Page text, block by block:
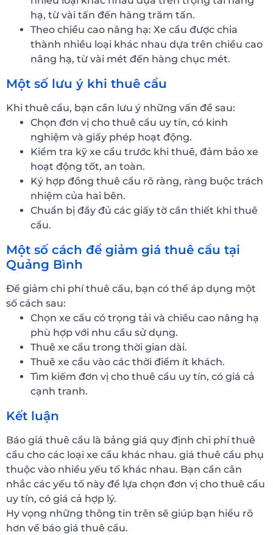
hạ, từ vài tấn đến hàng trăm tấn.
Theo chiều cao nâng hạ: Xe cẩu được chia
thành nhiều loại khác nhau dựa trên chiều cao
nâng hạ, từ vài mét đến hàng chục mét.
Một số lưu ý khi thuê cẩu
Khi thuê cẩu, bạn cần lưu ý những vấn đề sau:
Chọn đơn vị cho thuê cẩu uy tín, có kinh
nghiệm và giấy phép hoạt động.
Kiểm tra kỹ xe cẩu trước khi thuê, đảm bảo xe
hoạt động tốt, an toàn.
Ký hợp đồng thuê cẩu rõ ràng, ràng buộc trách
nhiệm của hai bên.
Chuẩn bị đầy đủ các giấy tờ cần thiết khi thuê
cẩu.
Một số cách để giảm giá thuê cẩu tại
Quảng Bình
Để giảm chi phí thuê cẩu, bạn có thể áp dụng một
số cách sau:
Chọn xe cẩu có trọng tải và chiều cao nâng hạ
phù hợp với nhu cầu sử dụng.
Thuê xe cẩu trong thời gian dài.
Thuê xe cẩu vào các thời điểm ít khách.
Tìm kiếm đơn vị cho thuê cẩu uy tín, có giá cả
cạnh tranh.
Kết luận
Báo giá thuê cẩu là bảng giá quy định chi phí thuê
cẩu cho các loại xe cẩu khác nhau. giá thuê cẩu phụ
thuộc vào nhiều yếu tố khác nhau. Bạn cần cân
nhắc các yếu tố này để lựa chọn đơn vị cho thuê cẩu
uy tín, có giá cả hợp lý.
Hy vọng những thông tin trên sẽ giúp bạn hiểu rõ
hơn về báo giá thuê cẩu.